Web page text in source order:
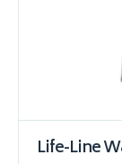
Life-Line